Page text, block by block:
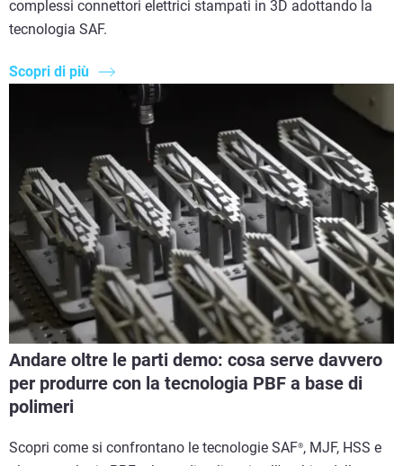
complessi connettori elettrici stampati in 3D adottando la
tecnologia SAF.
Scopri di più
Andare oltre le parti demo: cosa serve davvero
per produrre con la tecnologia PBF a base di
polimeri
Scopri come si confrontano le tecnologie SAF®, MJF, HSS e